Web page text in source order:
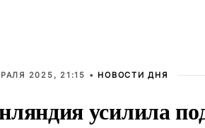
2025, 21:15 • НОВОСТИ ДНЯ
усилила